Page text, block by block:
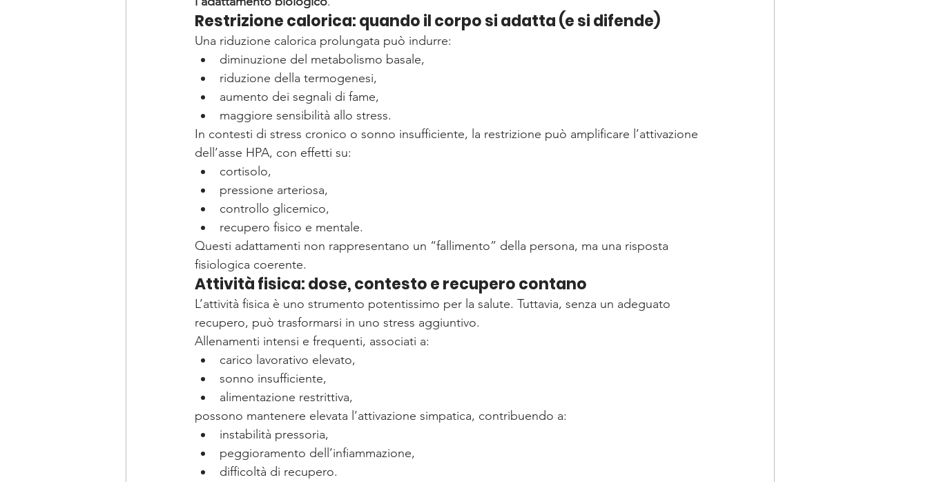
Restrizione calorica: quando il corpo si adatta (e si difende)
Una riduzione calorica prolungata può indurre:
diminuzione del metabolismo basale,
riduzione della termogenesi,
aumento dei segnali di fame,
maggiore sensibilità allo stress.
In contesti di stress cronico o sonno insufficiente, la restrizione può amplificare l’attivazione
dell’asse HPA, con effetti su:
cortisolo,
pressione arteriosa,
controllo glicemico,
recupero fisico e mentale.
Questi adattamenti non rappresentano un “fallimento” della persona, ma una risposta
fisiologica coerente.
Attività fisica: dose, contesto e recupero contano
L’attività fisica è uno strumento potentissimo per la salute. Tuttavia, senza un adeguato
recupero, può trasformarsi in uno stress aggiuntivo.
Allenamenti intensi e frequenti, associati a:
carico lavorativo elevato,
sonno insufficiente,
alimentazione restrittiva,
possono mantenere elevata l’attivazione simpatica, contribuendo a:
instabilità pressoria,
peggioramento dell’infiammazione,
difficoltà di recupero.